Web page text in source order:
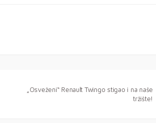
„Osveženi“ Renault Twingo stigao i na naše
tržište!